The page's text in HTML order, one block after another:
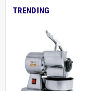
TRENDING